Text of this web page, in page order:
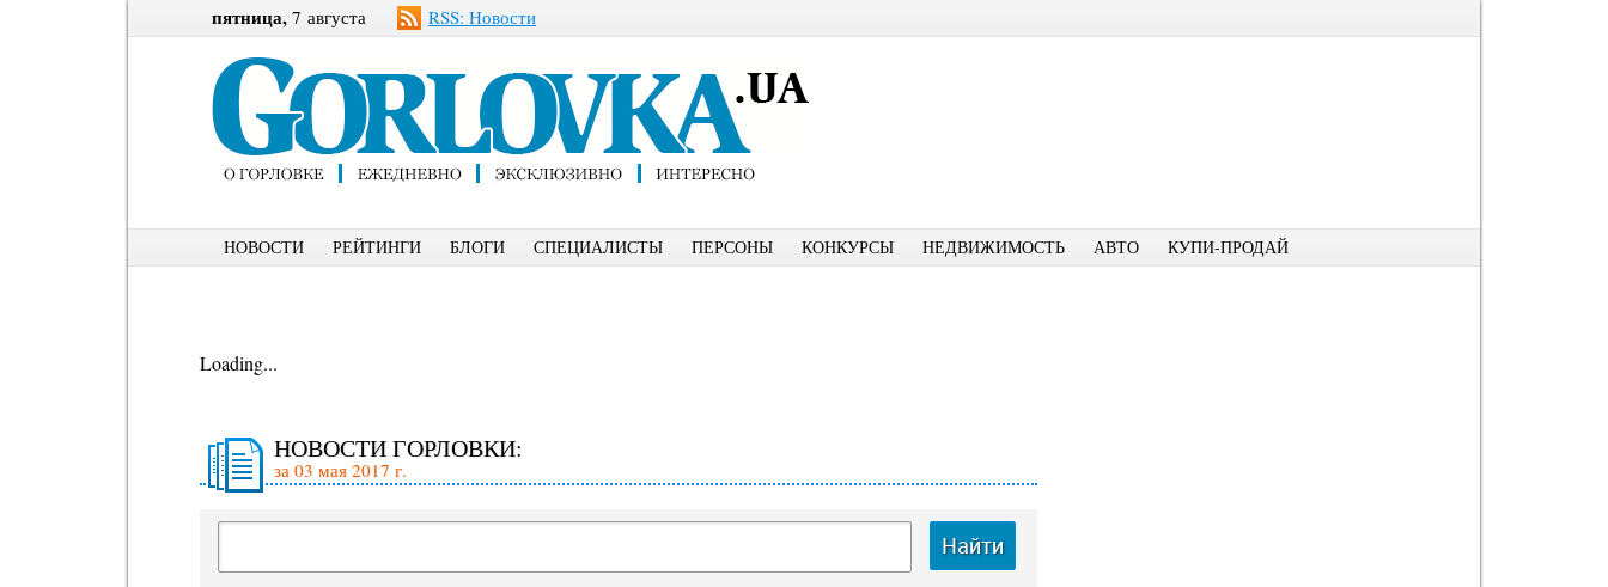
пятница, 7 августа RSS: Новости
НОВОСТИ РЕЙТИНГИ БЛОГИ СПЕЦИАЛИСТЫ ПЕРСОНЫ КОНКУРСЫ НЕДВИЖИМОСТЬ АВТО КУПИ-ПРОДАЙ
Loading...
НОВОСТИ ГОРЛОВКИ:
за 03 мая 2017 г.
Найти